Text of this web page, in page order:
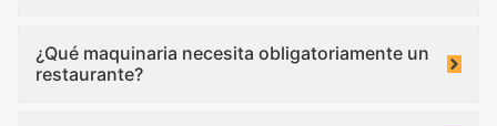
¿Qué maquinaria necesita obligatoriamente un
restaurante?